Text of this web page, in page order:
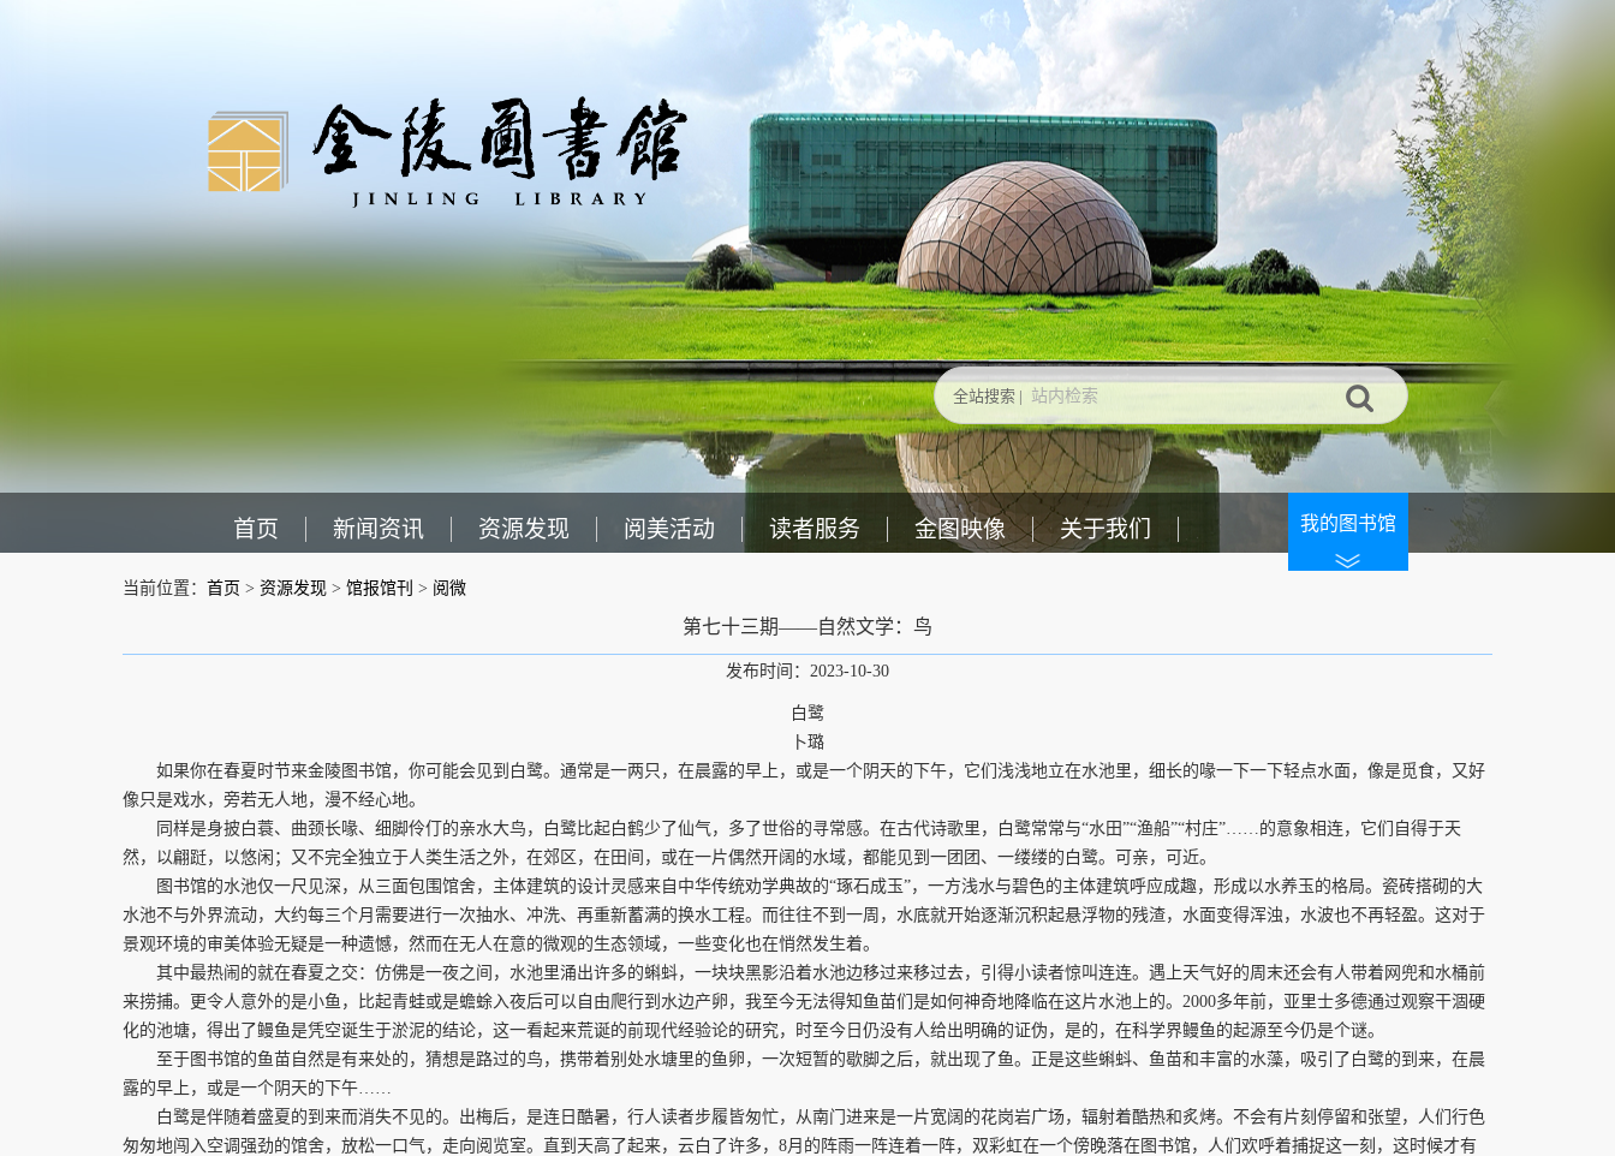
全站搜索 |
首页 新闻资讯 资源发现 阅美活动 读者服务 金图映像 关于我们 我的图书馆
当前位置： 首页 > 资源发现 > 馆报馆刊 > 阅微
第七十三期——自然文学：鸟
发布时间：2023-10-30
白鹭
卜璐
如果你在春夏时节来金陵图书馆，你可能会见到白鹭。通常是一两只，在晨露的早上，或是一个阴天的下午，它们浅浅地立在水池里，细长的喙一下一下轻点水面，像是觅食，又好
像只是戏水，旁若无人地，漫不经心地。
同样是身披白蓑、曲颈长喙、细脚伶仃的亲水大鸟，白鹭比起白鹤少了仙气，多了世俗的寻常感。在古代诗歌里，白鹭常常与“水田”“渔船”“村庄”……的意象相连，它们自得于天
然，以翩跹，以悠闲；又不完全独立于人类生活之外，在郊区，在田间，或在一片偶然开阔的水域，都能见到一团团、一缕缕的白鹭。可亲，可近。
图书馆的水池仅一尺见深，从三面包围馆舍，主体建筑的设计灵感来自中华传统劝学典故的“琢石成玉”，一方浅水与碧色的主体建筑呼应成趣，形成以水养玉的格局。瓷砖搭砌的大
水池不与外界流动，大约每三个月需要进行一次抽水、冲洗、再重新蓄满的换水工程。而往往不到一周，水底就开始逐渐沉积起悬浮物的残渣，水面变得浑浊，水波也不再轻盈。这对于
景观环境的审美体验无疑是一种遗憾，然而在无人在意的微观的生态领域，一些变化也在悄然发生着。
其中最热闹的就在春夏之交：仿佛是一夜之间，水池里涌出许多的蝌蚪，一块块黑影沿着水池边移过来移过去，引得小读者惊叫连连。遇上天气好的周末还会有人带着网兜和水桶前
来捞捕。更令人意外的是小鱼，比起青蛙或是蟾蜍入夜后可以自由爬行到水边产卵，我至今无法得知鱼苗们是如何神奇地降临在这片水池上的。2000多年前，亚里士多德通过观察干涸硬
化的池塘，得出了鳗鱼是凭空诞生于淤泥的结论，这一看起来荒诞的前现代经验论的研究，时至今日仍没有人给出明确的证伪，是的，在科学界鳗鱼的起源至今仍是个谜。
至于图书馆的鱼苗自然是有来处的，猜想是路过的鸟，携带着别处水塘里的鱼卵，一次短暂的歇脚之后，就出现了鱼。正是这些蝌蚪、鱼苗和丰富的水藻，吸引了白鹭的到来，在晨
露的早上，或是一个阴天的下午……
白鹭是伴随着盛夏的到来而消失不见的。出梅后，是连日酷暑，行人读者步履皆匆忙，从南门进来是一片宽阔的花岗岩广场，辐射着酷热和炙烤。不会有片刻停留和张望，人们行色
匆匆地闯入空调强劲的馆舍，放松一口气，走向阅览室。直到天高了起来，云白了许多，8月的阵雨一阵连着一阵，双彩虹在一个傍晚落在图书馆，人们欢呼着捕捉这一刻，这时候才有